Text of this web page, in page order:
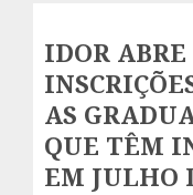
IDOR ABRE
AS
QUE TÊM
EM JULHO